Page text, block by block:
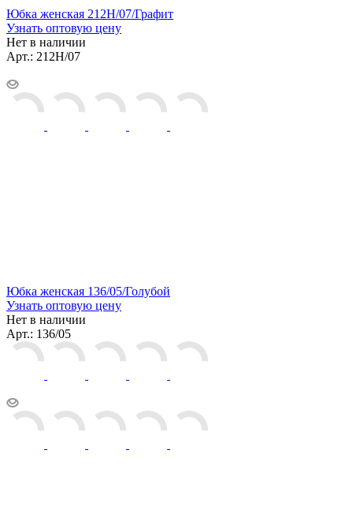
Юбка женская 212Н/07/Графит
Узнать оптовую цену
Нет в наличии
Арт.: 212Н/07
Юбка женская 136/05/Голубой
Узнать оптовую цену
Нет в наличии
Арт.: 136/05